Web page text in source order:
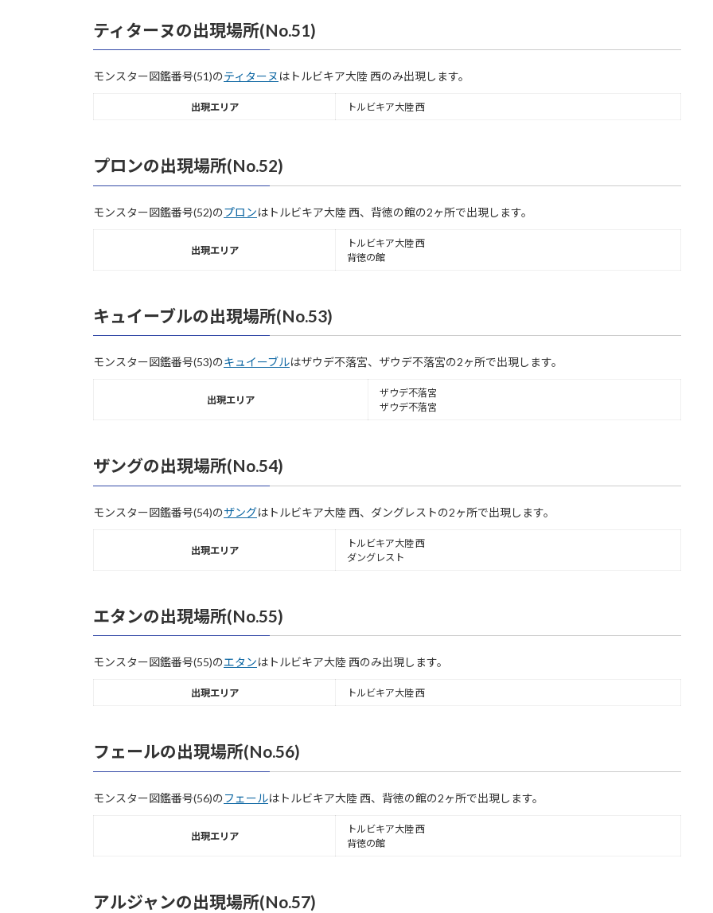
ティターヌの出現場所(No.51)
モンスター図鑑番号(51)のティターヌ はトルビキア大陸 西のみ出現します。
出現エリア トルビキア大陸 西
プロンの出現場所(No.52)
モンスター図鑑番号(52)のプロンはトルビキア大陸 西、背徳の館の2ヶ所で出現します。
出現エリア
トルビキア大陸 西
背徳の館
キュイーブルの出現場所(No.53)
モンスター図鑑番号(53)のキュイーブルはザウデ不落宮、ザウデ不落宮の2ヶ所で出現します。
出現エリア
ザウデ不落宮
ザウデ不落宮
ザングの出現場所(No.54)
モンスター図鑑番号(54)のザングはトルビキア大陸 西、ダングレストの2ヶ所で出現します。
出現エリア
トルビキア大陸 西
ダングレスト
エタンの出現場所(No.55)
モンスター図鑑番号(55)のエタンはトルビキア大陸 西のみ出現します。
出現エリア トルビキア大陸 西
フェールの出現場所(No.56)
モンスター図鑑番号(56)のフェールはトルビキア大陸 西、背徳の館の2ヶ所で出現します。
出現エリア
トルビキア大陸 西
背徳の館
アルジャンの出現場所(No.57)